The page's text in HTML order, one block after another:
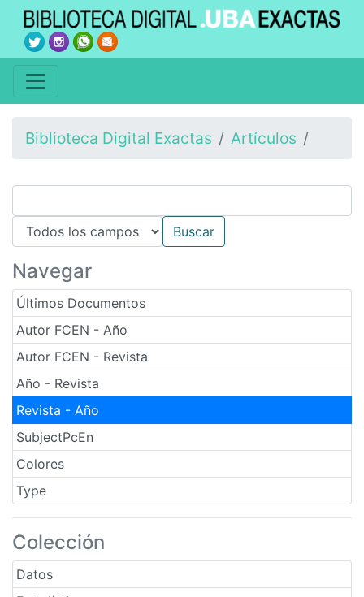
Biblioteca Digital Exactas Artículos
Navegar
Últimos Documentos
Autor FCEN - Año
Autor FCEN - Revista
Año - Revista
Revista - Año
SubjectPcEn
Colores
Type
Colección
Datos